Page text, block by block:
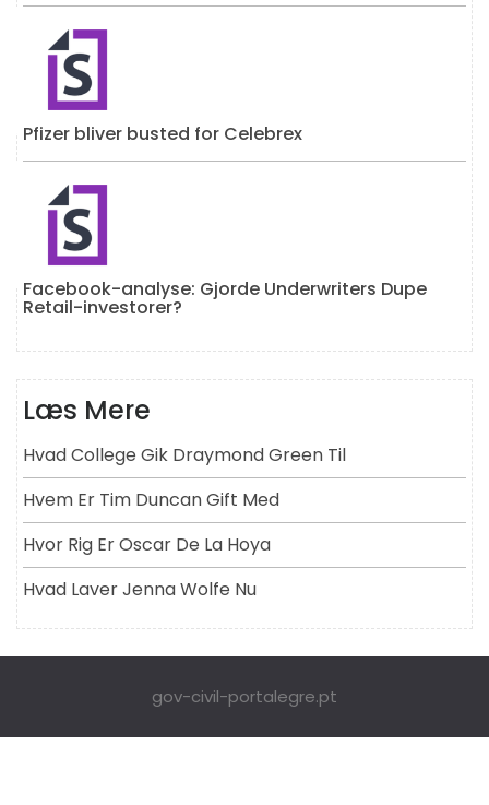
Pfizer bliver busted for Celebrex
Facebook-analyse: Gjorde Underwriters Dupe
Retail-investorer?
Læs Mere
Hvad College Gik Draymond Green Til
Hvem Er Tim Duncan Gift Med
Hvor Rig Er Oscar De La Hoya
Hvad Laver Jenna Wolfe Nu
gov-civil-portalegre.pt